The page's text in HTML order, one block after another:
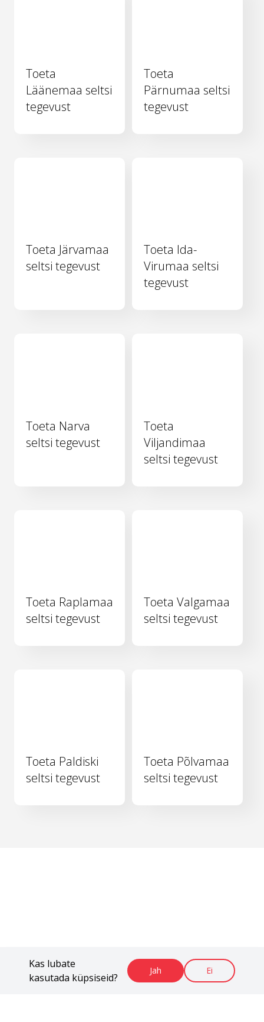
Kas lubate
kasutada küpsiseid?
Jah Ei
Toeta
Läänemaa seltsi
tegevust
Toeta
Pärnumaa seltsi
tegevust
Toeta Järvamaa
seltsi tegevust
Toeta Ida-
Virumaa seltsi
tegevust
Toeta Narva
seltsi tegevust
Toeta
Viljandimaa
seltsi tegevust
Toeta Raplamaa
seltsi tegevust
Toeta Valgamaa
seltsi tegevust
Toeta Paldiski
seltsi tegevust
Toeta Põlvamaa
seltsi tegevust